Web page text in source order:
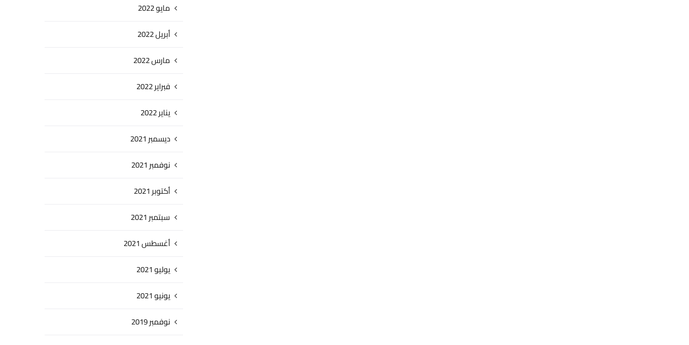
مايو 2022
أبريل 2022
مارس 2022
فبراير 2022
يناير 2022
ديسمبر 2021
نوفمبر 2021
أكتوبر 2021
سبتمبر 2021
أغسطس 2021
يوليو 2021
يونيو 2021
نوفمبر 2019